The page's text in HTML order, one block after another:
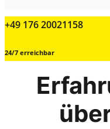
+49 176 20021158
24/7 erreichbar